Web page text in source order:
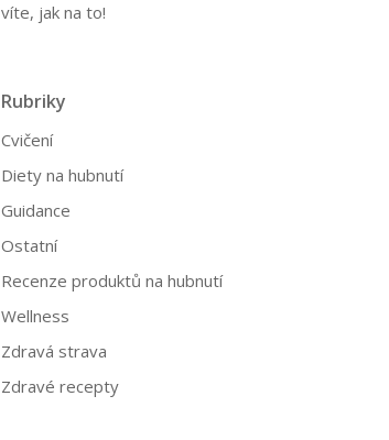
víte, jak na to!
Rubriky
Cvičení
Diety na hubnutí
Guidance
Ostatní
Recenze produktů na hubnutí
Wellness
Zdravá strava
Zdravé recepty